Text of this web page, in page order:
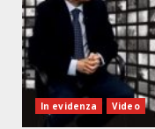
In evidenza Video